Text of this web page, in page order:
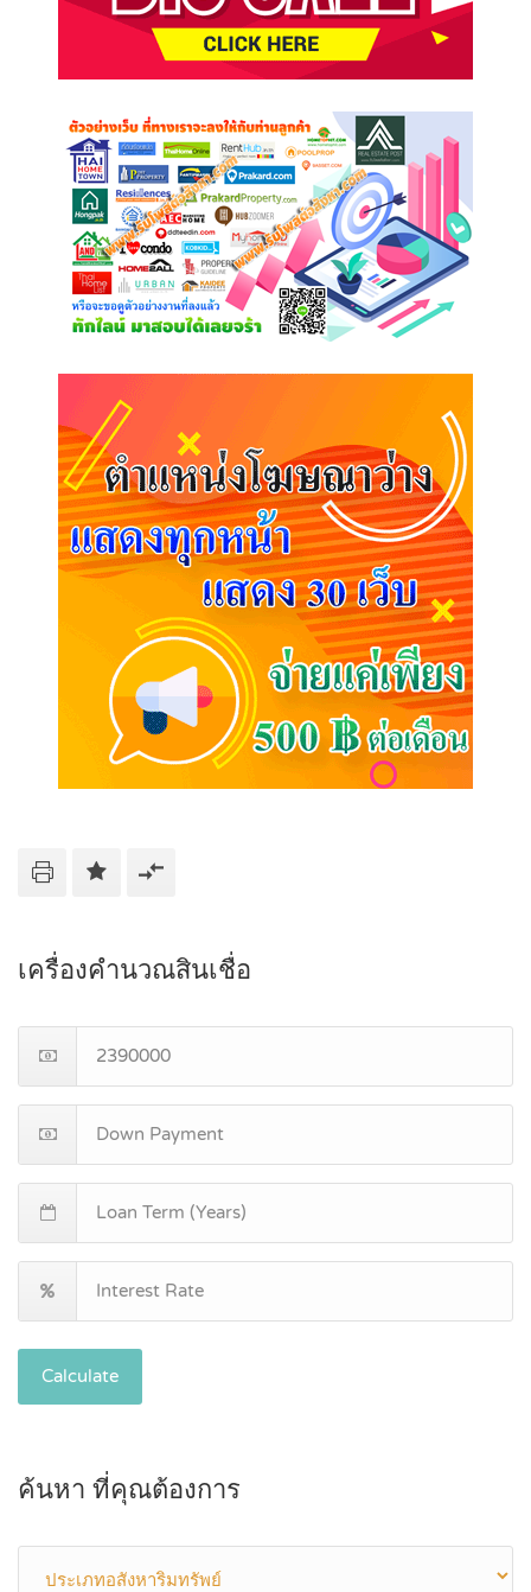
เครื่องคำนวณสินเชื่อ
Calculate
ค้นหา ที่คุณต้องการ